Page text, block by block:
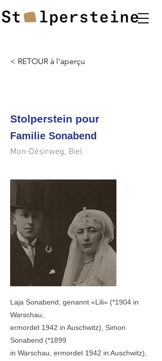
< RETOUR à l'aperçu
Stolperstein pour
Familie Sonabend
Mon-Désirweg, Biel
Laja Sonabend, genannt «Lili» (*1904 in
Warschau,
ermordet 1942 in Auschwitz), Simon
Sonabend (*1899
in Warschau, ermordet 1942 in Auschwitz),